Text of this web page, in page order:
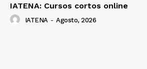
IATENA: Cursos cortos online
IATENA - Agosto, 2026